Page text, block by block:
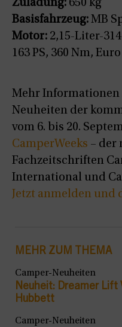
Zuladung: 650 kg
Basisfahrzeug: MB
Motor: 2,15-Liter-
163 PS, 360 Nm,
Mehr
Neuheiten der
vom 6. bis 20.
CamperWeeks – der
Fachzeitschriften
International und
Jetzt anmelden und
MEHR ZUM THEMA
Camper-Neuheiten
Neuheit: Dreamer Lift
Hubbett
Camper-Neuheiten